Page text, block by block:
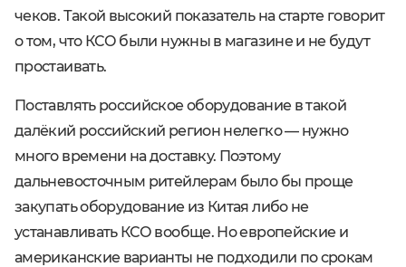
чеков. Такой высокий показатель на старте говорит
о том, что КСО были нужны в магазине и не будут
простаивать.
Поставлять российское оборудование в такой
далёкий российский регион нелегко — нужно
много времени на доставку. Поэтому
дальневосточным ритейлерам было бы проще
закупать оборудование из Китая либо не
устанавливать КСО вообще. Но европейские и
американские варианты не подходили по срокам